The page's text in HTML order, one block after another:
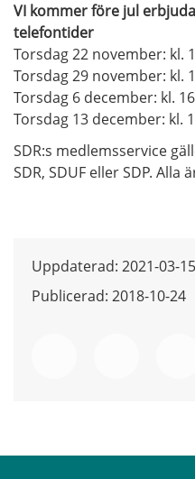
VI kommer före jul
telefontider
Torsdag 22 november: kl.
Torsdag 29 november: kl.
Torsdag 6 december: kl.
Torsdag 13 december: kl.
SDR:s medlemsservice
SDR, SDUF eller SDP.
Uppdaterad: 2021-03-15
Publicerad: 2018-10-24